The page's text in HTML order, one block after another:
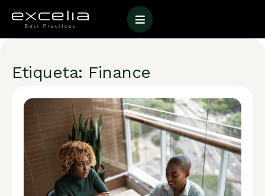
Etiqueta: Finance